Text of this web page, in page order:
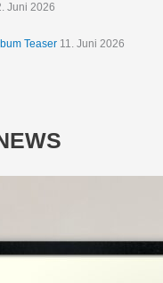
Juni 2026
Teaser 11. Juni 2026